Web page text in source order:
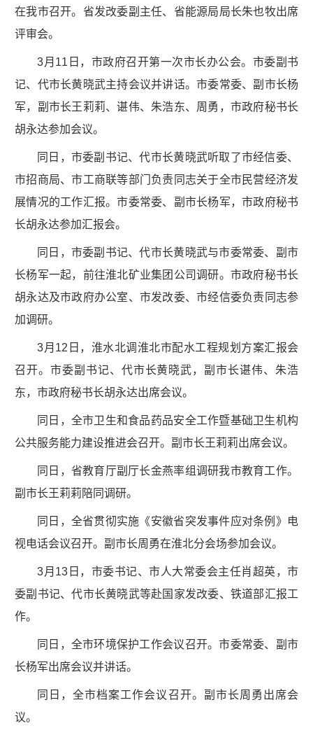
在我市召开。省发改委副主任、省能源局局长朱也牧出席
评审会。
3月11日，市政府召开第一次市长办公会。市委副书
记、代市长黄晓武主持会议并讲话。市委常委、副市长杨
军，副市长王莉莉、谌伟、朱浩东、周勇，市政府秘书长
胡永达参加会议。
同日，市委副书记、代市长黄晓武听取了市经信委、
市招商局、市工商联等部门负责同志关于全市民营经济发
展情况的工作汇报。市委常委、副市长杨军，市政府秘书
长胡永达参加汇报会。
同日，市委副书记、代市长黄晓武与市委常委、副市
长杨军一起，前往淮北矿业集团公司调研。市政府秘书长
胡永达及市政府办公室、市发改委、市经信委负责同志参
加调研。
3月12日，淮水北调淮北市配水工程规划方案汇报会
召开。市委副书记、代市长黄晓武，副市长谌伟、朱浩
东，市政府秘书长胡永达出席会议。
同日，全市卫生和食品药品安全工作暨基础卫生机构
公共服务能力建设推进会召开。副市长王莉莉出席会议。
同日，省教育厅副厅长金燕率组调研我市教育工作。
副市长王莉莉陪同调研。
同日，全省贯彻实施《安徽省突发事件应对条例》电
视电话会议召开。副市长周勇在淮北分会场参加会议。
3月13日，市委书记、市人大常委会主任肖超英，市
委副书记、代市长黄晓武等赴国家发改委、铁道部汇报工
作。
同日，全市环境保护工作会议召开。市委常委、副市
长杨军出席会议并讲话。
同日，全市档案工作会议召开。副市长周勇出席会
议。